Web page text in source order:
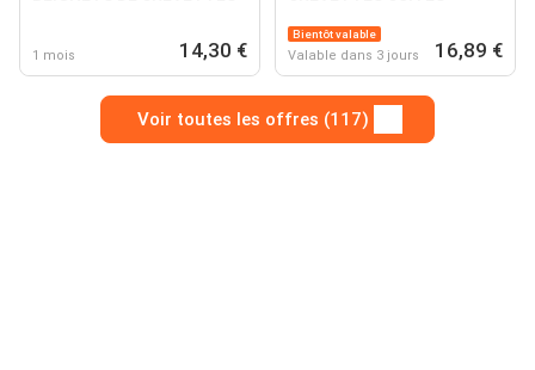
1 mois 14,30 €
Bientôt valable
Valable dans 3 jours 16,89 €
Voir toutes les offres (117)